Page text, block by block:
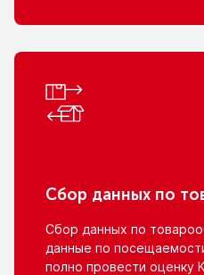
Сбор данных по
Сбор данных по
данные по
полно провести оценку